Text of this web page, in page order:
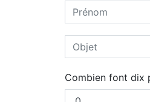
Combien font dix